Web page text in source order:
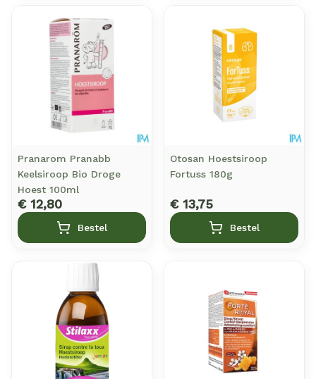
Pranarom Pranabb
Keelsiroop Bio Droge
Hoest 100ml
€ 12,80
Bestel
Otosan Hoestsiroop
Fortuss 180g
€ 13,75
Bestel